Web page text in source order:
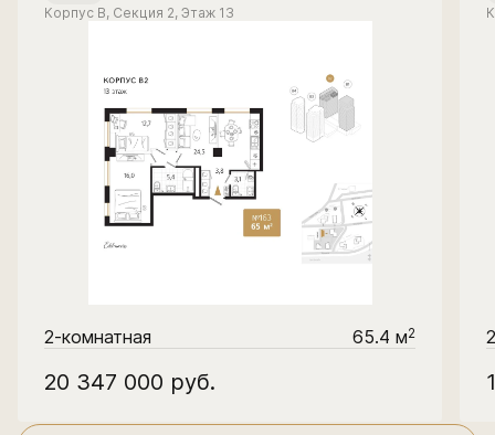
Корпус В, Секция 2, Этаж 13
2-комнатная 65.4 м2
20 347 000 руб.